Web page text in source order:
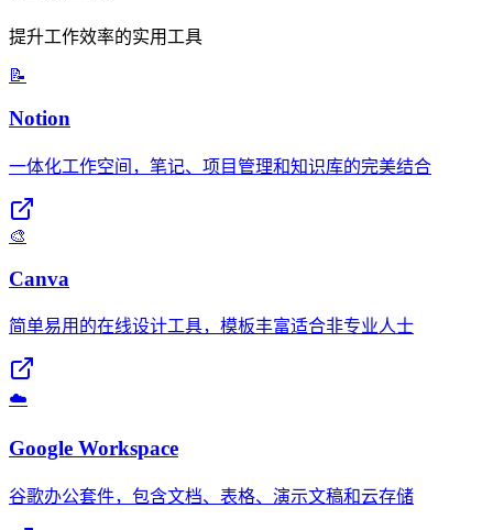
提升工作效率的实用工具
📝
Notion
一体化工作空间，笔记、项目管理和知识库的完美结合
🎨
Canva
简单易用的在线设计工具，模板丰富适合非专业人士
☁️
Google Workspace
谷歌办公套件，包含文档、表格、演示文稿和云存储